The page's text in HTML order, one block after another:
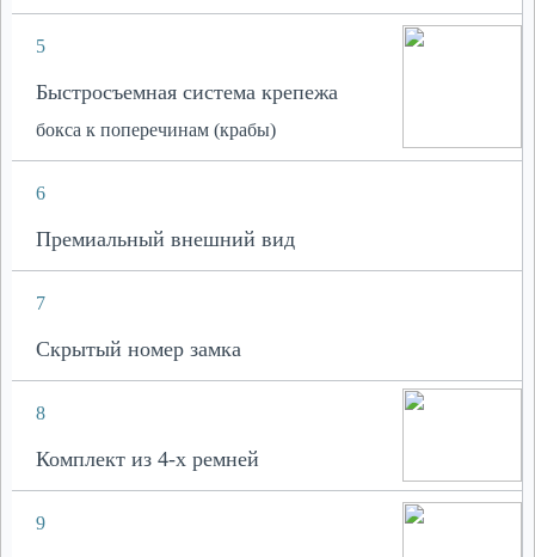
5
Быстросъемная система крепежа
бокса к поперечинам (крабы)
6
Премиальный внешний вид
7
Скрытый номер замка
8
Комплект из 4-х ремней
9